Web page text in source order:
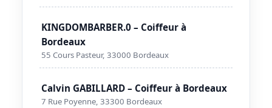
KINGDOMBARBER.0 – Coiffeur à
Bordeaux
55 Cours Pasteur, 33000 Bordeaux
Calvin GABILLARD – Coiffeur à Bordeaux
7 Rue Poyenne, 33300 Bordeaux